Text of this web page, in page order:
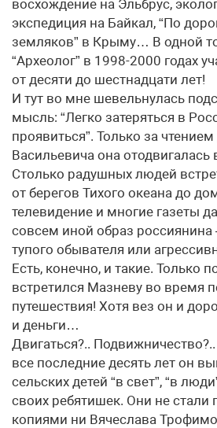
восхождение на Эльбрус,
экспедиция на Байкал, “По
земляков” в Крыму… В одной
“Археолог” в 1998-2000 годах
от десяти до шестнадцати лет!
И тут во мне шевельнулась
мысль: “Легко затеряться в
проявиться”. Только за
Васильевича она отодвигалась
Столько радушных людей
от берегов Тихого океана до
телевидение и многие газеты
совсем иной образ россиянина
тупого обывателя или
Есть, конечно, и такие. Только
встретился Мазневу во время
путешествия! Хотя вез он и
и деньги…
Двигаться?..
все последние десять лет он
сельских детей “в свет”, “в
своих ребятишек. Они не стали
копиями ни Вячеслава